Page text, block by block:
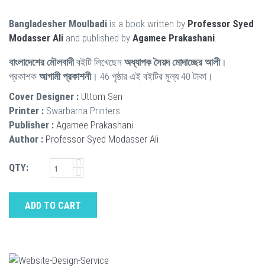
Bangladesher Moulbadi is a book written by Professor Syed
Modasser Ali and published by Agamee Prakashani
বাংলাদেশের মৌলবাদীবইটি লিখেছেন অধ্যাপক সৈয়দ মোদাচ্ছের আলী।
প্রকাশক আগামী প্রকাশনী। 46 পৃষ্ঠার এই বইটির মূল্য 40 টাকা।
Cover Designer : Uttom Sen
Printer : Swarbarna Printers
Publisher : Agamee Prakashani
Author : Professor Syed Modasser Ali
QTY:
ADD TO CART